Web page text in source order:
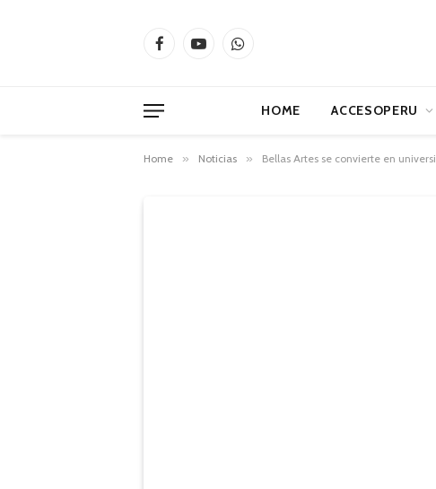
FacebookYouTubeWhatsApp
HOME ACCESOPERU
Home » Noticias » Bellas Artes se convierte en